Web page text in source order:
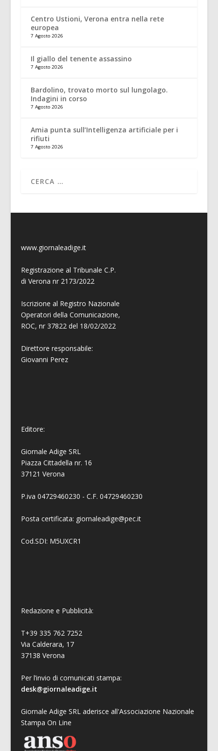
Centro Ustioni, Verona entra nella rete
europea
7 Agosto 2026
Il giallo del tenente assassino
7 Agosto 2026
Bardolino, trovato morto sul lungolago.
Indagini in corso
7 Agosto 2026
Amia punta sull’Intelligenza artificiale per i
rifiuti
7 Agosto 2026
www.giornaleadige.it
Registrazione al Tribunale C.P.
di Verona nr 2173/2022
Iscrizione al Registro Nazionale
Operatori della Comunicazione,
ROC, nr 37822 del 18/02/2022
Direttore responsabile:
Giovanni Perez
Editore:
Giornale Adige SRL
Piazza Cittadella nr. 16
37121 Verona
P.iva 04729460230 - C.F. 04729460230
Posta certificata: giornaleadige@pec.it
Cod.SDI: M5UXCR1
Redazione e Pubblicità:
T+39 335 762 7252
Via Calderara, 17
37138 Verona
Per l’invio di comunicati stampa:
desk@giornaleadige.it
Giornale Adige SRL aderisce all'Associazione Nazionale
Stampa On Line